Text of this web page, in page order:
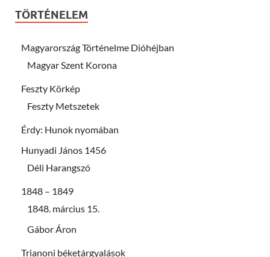
TÖRTÉNELEM
Magyarország Történelme Dióhéjban
Magyar Szent Korona
Feszty Körkép
Feszty Metszetek
Érdy: Hunok nyomában
Hunyadi János 1456
Déli Harangszó
1848 – 1849
1848. március 15.
Gábor Áron
Trianoni béketárgyalások